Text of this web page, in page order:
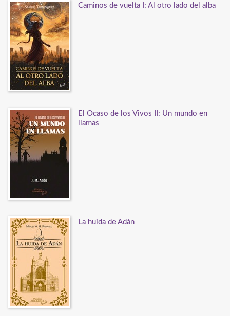
Caminos de vuelta I: Al otro lado del alba
El Ocaso de los Vivos II: Un mundo en
llamas
La huida de Adán